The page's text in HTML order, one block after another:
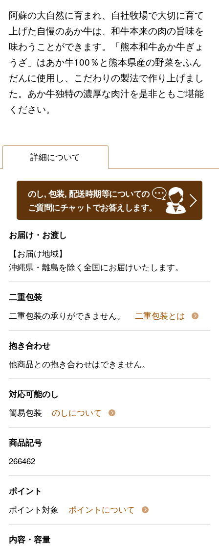
阿蘇の大自然に育まれ、自社牧場で大切に育て
上げた自慢のあか牛は、和牛本来の肉の旨味を
味わうことができます。「熊本和牛あか牛ぎょ
うざ」はあか牛100％と熊本県産の野菜をふん
だんに使用し、こだわりの製法で作り上げまし
た。あか牛独特の濃厚な肉汁を是非ともご堪能
ください。
詳細について
のし, 包装, 配送時期等についての
ご質問にチャットでお答えします。
お届け・お渡し
【お届け地域】
沖縄県・離島を除く全国にお届けいたします。
二重包装
二重包装の承りができません。
二重包装とは
抱き合わせ
他商品との抱き合わせはできません。
対応可能のし
簡易包装
のしについて
商品記号
266462
ポイント
ポイント対象
ポイントについて
内容・容量